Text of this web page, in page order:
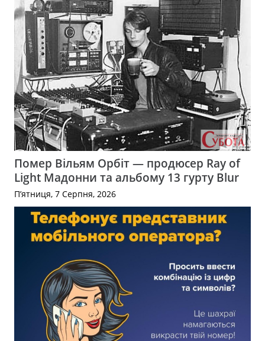
Помер Вільям Орбіт — продюсер Ray of
Light Мадонни та альбому 13 гурту Blur
П’ятниця, 7 Серпня, 2026